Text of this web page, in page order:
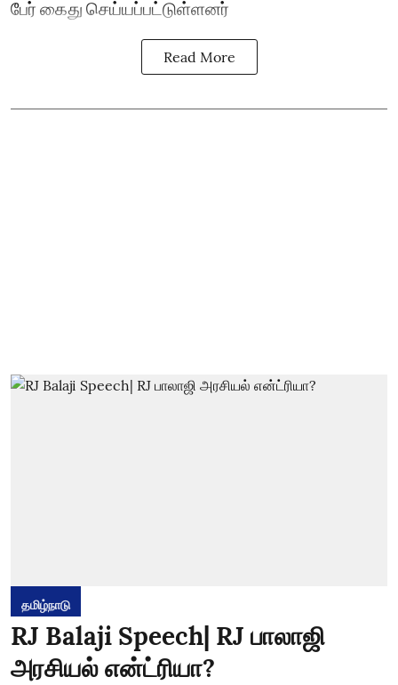
பேர் கைது செய்யப்பட்டுள்ளனர்
Read More
தமிழ்நாடு
RJ Balaji Speech| RJ பாலாஜி
அரசியல் என்ட்ரியா?